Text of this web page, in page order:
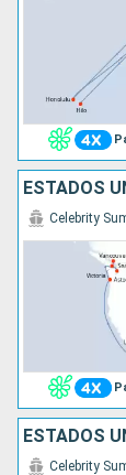
ESTADOS
Celebrity
Celebrity